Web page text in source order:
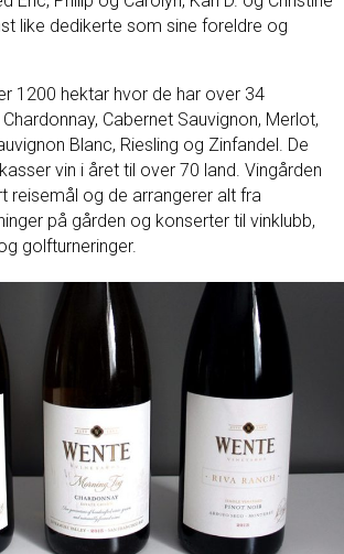
like dedikerte som sine foreldre og
1200 hektar hvor de har over 34
Cabernet Sauvignon, Merlot,
Blanc, Riesling og Zinfandel. De
vin i året til over 70 land. Vingården
reisemål og de arrangerer alt fra
på gården og konserter til vinklubb,
golfturneringer.